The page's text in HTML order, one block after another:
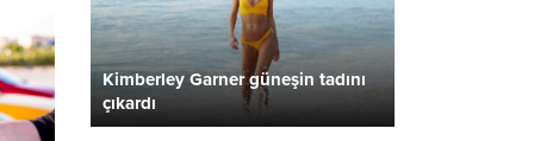
Kimberley Garner güneşin tadını
çıkardı